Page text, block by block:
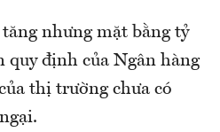
nhưng mặt bằng tỷ
quy định của Ngân hàng
thị trường chưa có